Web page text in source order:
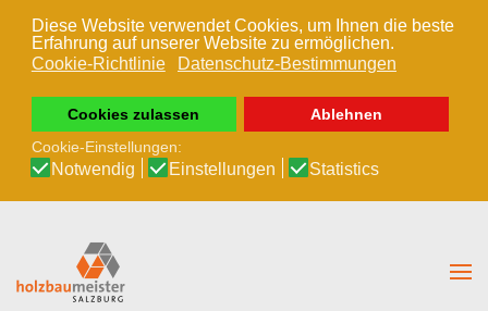
Diese Website verwendet Cookies, um Ihnen die beste
Erfahrung auf unserer Website zu ermöglichen.
Cookie-Richtlinie
Datenschutz-Bestimmungen
Cookies zulassen
Ablehnen
Cookie-Einstellungen:
Notwendig Einstellungen Statistics
Zum Hauptinhalt springen